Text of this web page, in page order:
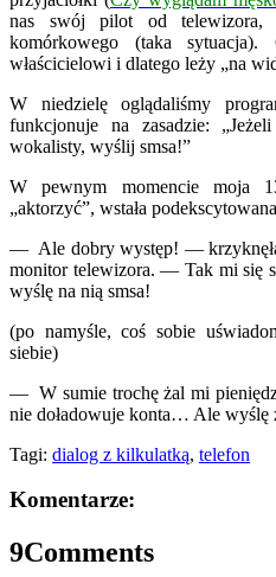
nas swój pilot od telewizora,
komórkowego (taka
właścicielowi i dlatego leży „na
W niedzielę oglądaliśmy
funkcjonuje na zasadzie:
wokalisty, wyślij smsa!”
W pewnym momencie moja
„aktorzyć”, wstała
— Ale dobry występ! — krzyknęła
monitor telewizora. — Tak mi się
wyślę na nią smsa!
(po namyśle, coś sobie
siebie)
— W sumie trochę żal mi
nie doładowuje konta… Ale wyślę
Tagi: dialog z kilkulatką, telefon
Komentarze:
9Comments